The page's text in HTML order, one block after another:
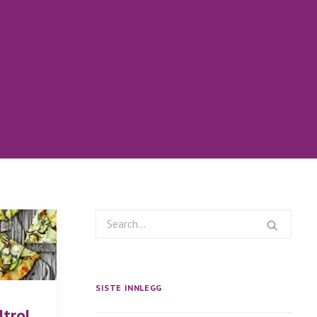
SISTE INNLEGG